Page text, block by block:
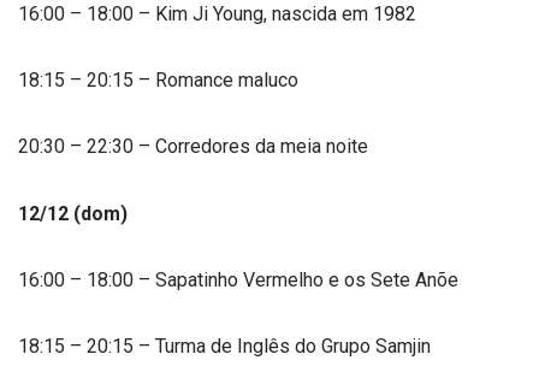
16:00 – 18:00 – Kim Ji Young, nascida em 1982
18:15 – 20:15 – Romance maluco
20:30 – 22:30 – Corredores da meia noite
12/12 (dom)
16:00 – 18:00 – Sapatinho Vermelho e os Sete Anõe
18:15 – 20:15 – Turma de Inglês do Grupo Samjin